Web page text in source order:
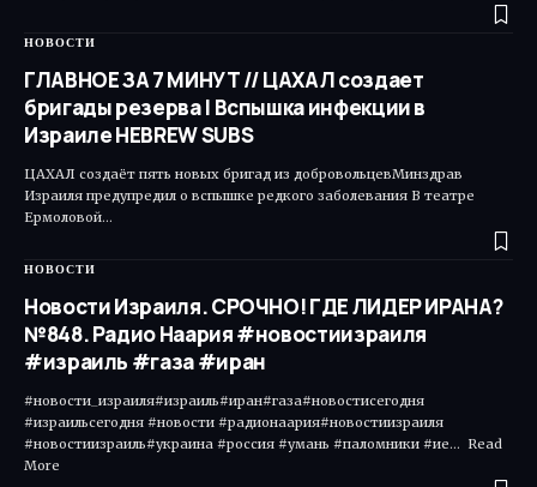
НОВОСТИ
ГЛАВНОЕ ЗА 7 МИНУТ // ЦАХАЛ создает
бригады резерва | Вспышка инфекции в
Израиле HEBREW SUBS
ЦАХАЛ создаёт пять новых бригад из добровольцевМинздрав
Израиля предупредил о вспышке редкого заболевания В театре
Ермоловой…
НОВОСТИ
Новости Израиля. СРОЧНО! ГДЕ ЛИДЕР ИРАНА?
№848. Радио Наария #новостиизраиля
#израиль #газа #иран
#новости_израиля#израиль#иран#газа#новостисегодня
#израильсегодня #новости #радионаария#новостиизраиля
#новостиизраиль#украина #россия #умань #паломники #ие... Read
More ​